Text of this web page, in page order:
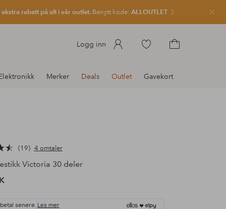
ekstra rabatt på alt i vår outlet. Benytt kode: ALLOUTLET Lukk
Logg inn
Gå
produkterhandlekurven
Merker Deals Outlet Gavekort
19
4 omtaler
Victoria 30 deler
betal senere. Les mer